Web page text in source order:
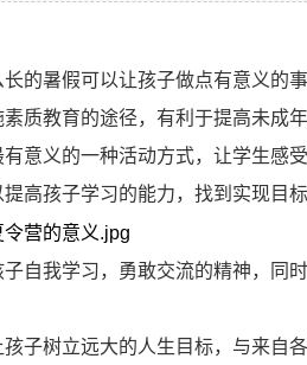
的暑假可以让孩子做点有意义的
质教育的途径，有利于提高未成
意义的一种活动方式，让学生感
高孩子学习的能力，找到实现目标
自我学习，勇敢交流的精神，同
子树立远大的人生目标，与来自